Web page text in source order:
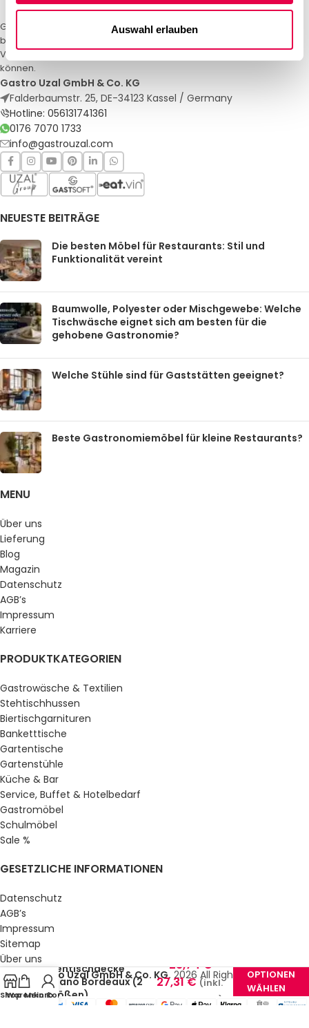
Auswahl erlauben
Gastro Uzal – Ihr Spezialist für Gastronomiemöbel und -textilien. Wir
bieten maßgeschneiderte Lösungen für Restaurants, Hotels und
Veranstaltungen. Qualität und Service, auf die Sie sich verlassen
können.
Gastro Uzal GmbH & Co. KG
Falderbaumstr. 25, DE-34123 Kassel / Germany
Hotline: 056131741361
0176 7070 1733
info@gastrouzal.com
NEUESTE BEITRÄGE
Die besten Möbel für Restaurants: Stil und
Funktionalität vereint
Baumwolle, Polyester oder Mischgewebe: Welche
Tischwäsche eignet sich am besten für die
gehobene Gastronomie?
Welche Stühle sind für Gaststätten geeignet?
Beste Gastronomiemöbel für kleine Restaurants?
MENU
Über uns
Lieferung
Blog
Magazin
Datenschutz
AGB’s
Impressum
Karriere
PRODUKTKATEGORIEN
Gastrowäsche & Textilien
Stehtischhussen
Biertischgarnituren
Banketttische
Gartentische
Gartenstühle
Küche & Bar
Service, Buffet & Hotelbedarf
Gastromöbel
Schulmöbel
Sale %
GESETZLICHE INFORMATIONEN
Datenschutz
AGB’s
Impressum
Sitemap
Über uns
© Gastro Uzal GmbH & Co. KG. 2026 All Rights Reserved.
Shop
Warenkorb
Mein Konto
Stehtischdecke
Milano Bordeaux (2
Größen)
23,74€–
27,31€ (inkl.
MwSt.)
OPTIONEN
WÄHLEN